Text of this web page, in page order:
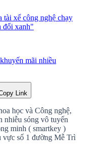
xế công nghệ chạy
đổi xanh"
mãi nhiều
Link
học và Công nghệ,
nhiễu sóng vô tuyến
minh ( smartkey )
vực số 1 đường Mễ Trì